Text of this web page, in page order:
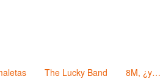
The Lucky Band 8M,